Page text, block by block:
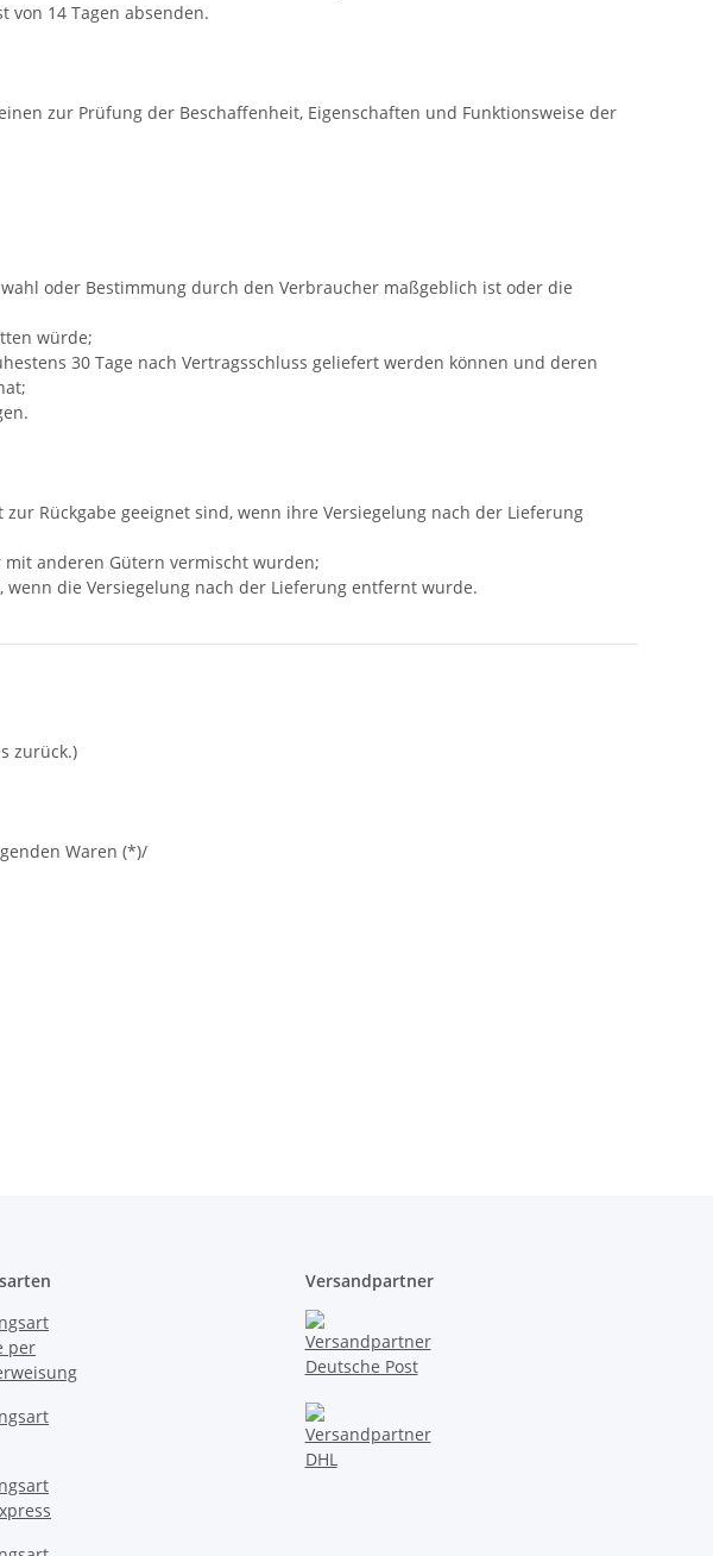
von 14 Tagen absenden.
zur Prüfung der Beschaffenheit, Eigenschaften und Funktionsweise der
oder Bestimmung durch den Verbraucher maßgeblich ist oder die
würde;
30 Tage nach Vertragsschluss geliefert werden können und deren
Rückgabe geeignet sind, wenn ihre Versiegelung nach der Lieferung
anderen Gütern vermischt wurden;
die Versiegelung nach der Lieferung entfernt wurde.
zurück.)
Waren (*)/
Versandpartner